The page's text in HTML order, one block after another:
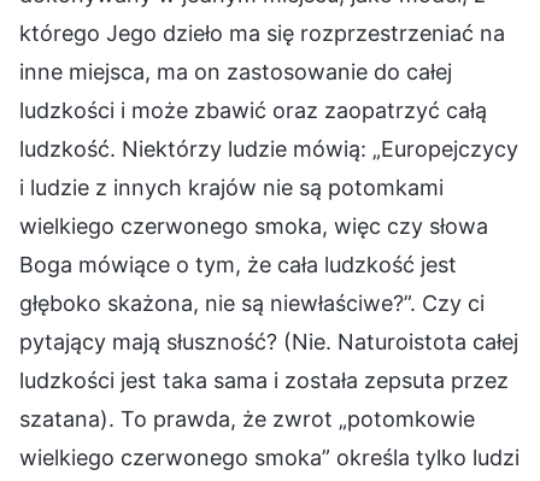
którego Jego dzieło ma się rozprzestrzeniać na
inne miejsca, ma on zastosowanie do całej
ludzkości i może zbawić oraz zaopatrzyć całą
ludzkość. Niektórzy ludzie mówią: „Europejczycy
i ludzie z innych krajów nie są potomkami
wielkiego czerwonego smoka, więc czy słowa
Boga mówiące o tym, że cała ludzkość jest
głęboko skażona, nie są niewłaściwe?”. Czy ci
pytający mają słuszność? (Nie. Naturoistota całej
ludzkości jest taka sama i została zepsuta przez
szatana). To prawda, że zwrot „potomkowie
wielkiego czerwonego smoka” określa tylko ludzi